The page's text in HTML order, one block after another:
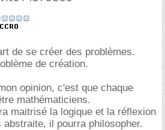
de se créer des problèmes.
de création.
opinion, c'est que chaque
mathématiciens.
maitrisé la logique et la réflexion
il pourra philosopher.